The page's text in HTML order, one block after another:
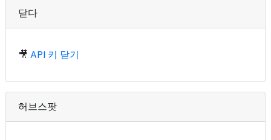
닫다
🎥 API 키 닫기
허브스팟